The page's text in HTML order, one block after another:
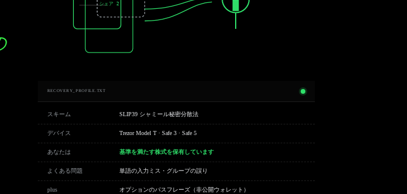
シェア 2
RECOVERY_PROFILE.TXT
スキーム SLIP39 シャミール秘密分散法
デバイス Trezor Model T · Safe 3 · Safe 5
あなたは 基準を満たす株式を保有しています
よくある問題 単語の入力ミス・グループの誤り
plus オプションのパスフレーズ（非公開ウォレット）